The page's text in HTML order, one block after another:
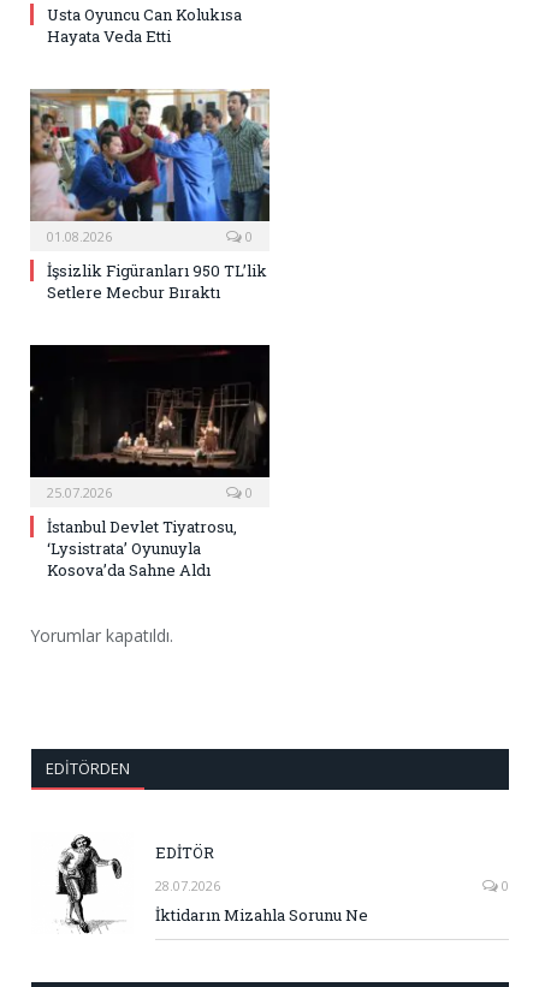
Usta Oyuncu Can Kolukısa
Hayata Veda Etti
01.08.2026 0
İşsizlik Figüranları 950 TL’lik
Setlere Mecbur Bıraktı
25.07.2026 0
İstanbul Devlet Tiyatrosu,
‘Lysistrata’ Oyunuyla
Kosova’da Sahne Aldı
Yorumlar kapatıldı.
EDITÖRDEN
EDİTÖR
28.07.2026 0
İktidarın Mizahla Sorunu Ne